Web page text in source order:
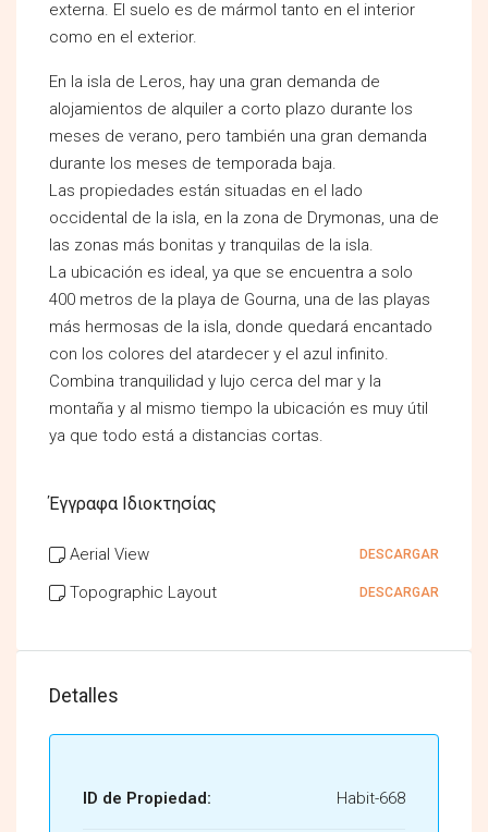
externa. El suelo es de mármol tanto en el interior
como en el exterior.
En la isla de Leros, hay una gran demanda de
alojamientos de alquiler a corto plazo durante los
meses de verano, pero también una gran demanda
durante los meses de temporada baja.
Las propiedades están situadas en el lado
occidental de la isla, en la zona de Drymonas, una de
las zonas más bonitas y tranquilas de la isla.
La ubicación es ideal, ya que se encuentra a solo
400 metros de la playa de Gourna, una de las playas
más hermosas de la isla, donde quedará encantado
con los colores del atardecer y el azul infinito.
Combina tranquilidad y lujo cerca del mar y la
montaña y al mismo tiempo la ubicación es muy útil
ya que todo está a distancias cortas.
Έγγραφα Ιδιοκτησίας
Aerial View DESCARGAR
Topographic Layout DESCARGAR
Detalles
ID de Propiedad: Habit-668